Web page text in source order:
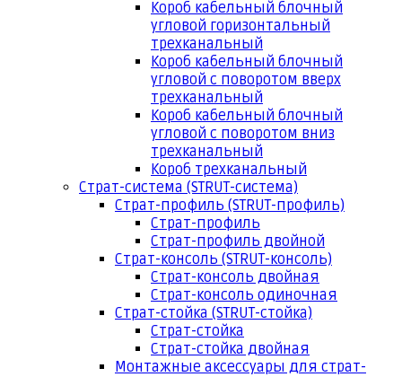
Короб кабельный блочный
угловой горизонтальный
трехканальный
Короб кабельный блочный
угловой с поворотом вверх
трехканальный
Короб кабельный блочный
угловой с поворотом вниз
трехканальный
Короб трехканальный
Страт-система (STRUT-система)
Страт-профиль (STRUT-профиль)
Страт-профиль
Страт-профиль двойной
Страт-консоль (STRUT-консоль)
Страт-консоль двойная
Страт-консоль одиночная
Страт-стойка (STRUT-стойка)
Страт-стойка
Страт-стойка двойная
Монтажные аксессуары для страт-